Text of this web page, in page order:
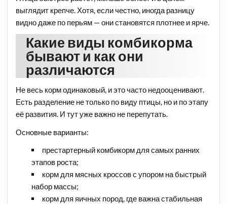
выглядит крепче. Хотя, если честно, иногда разницу
видно даже по перьям — они становятся плотнее и ярче.
Какие виды комбикорма
бывают и как они
различаются
Не весь корм одинаковый, и это часто недооценивают.
Есть разделение не только по виду птицы, но и по этапу
её развития. И тут уже важно не перепутать.
Основные варианты:
престартерный комбикорм для самых ранних
этапов роста;
корм для мясных кроссов с упором на быстрый
набор массы;
корм для яичных пород, где важна стабильная